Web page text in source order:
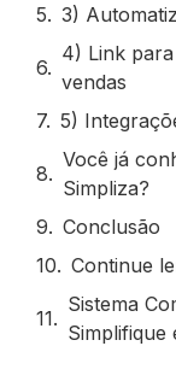
3)
4) Link
vendas
5)
Você já
Simpliza?
Conclusão
Continue
Sistema
Simplifique